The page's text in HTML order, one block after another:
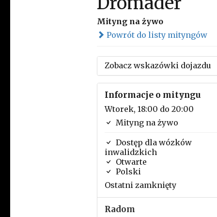
Mityng na żywo
Powrót do listy mityngów
Zobacz wskazówki dojazdu
Informacje o mityngu
Wtorek, 18:00 do 20:00
Mityng na żywo
Dostęp dla wózków
inwalidzkich
Otwarte
Polski
Ostatni zamknięty
Radom